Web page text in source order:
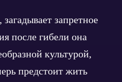
запретное
после гибели она
культурой,
предстоит жить